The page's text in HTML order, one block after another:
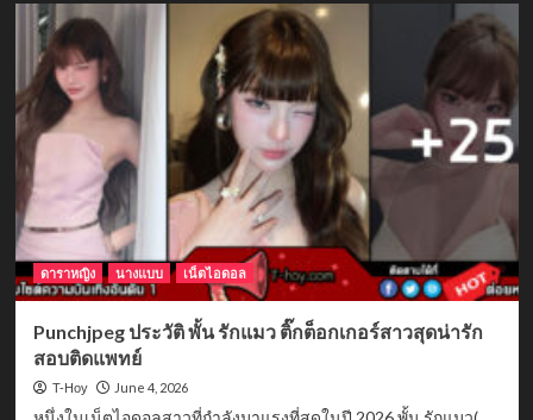
ดาราหญิง นางแบบ เน็ตไอดอล
Punchjpeg ประวัติ พั้น รักแมว ติ๊กต็อกเกอร์สาวสุดน่ารัก
สอบติดแพทย์
T-Hoy June 4, 2026